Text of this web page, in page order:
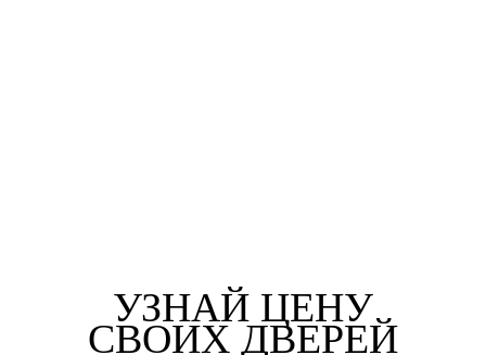
УЗНАЙ ЦЕНУ
СВОИХ ДВЕРЕЙ